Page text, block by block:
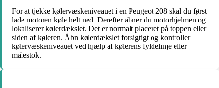
For at tjekke kølervæskeniveauet i en Peugeot 208 skal du først
lade motoren køle helt ned. Derefter åbner du motorhjelmen og
lokaliserer kølerdækslet. Det er normalt placeret på toppen eller
siden af køleren. Åbn kølerdækslet forsigtigt og kontroller
kølervæskeniveauet ved hjælp af kølerens fyldelinje eller
målestok.